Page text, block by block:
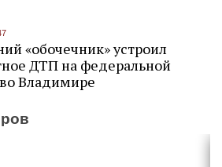
«обочечник» устроил
ДТП на федеральной
Владимире